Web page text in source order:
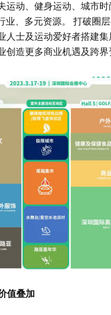
运动、健身运动、城市
业、多元资源。 打破圈
人士及运动爱好者搭建
创造更多商业机遇及跨界
值叠加